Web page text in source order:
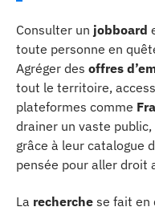
Consulter un jobboard
toute personne en
Agréger des offres
tout le territoire,
plateformes comme
drainer un vaste public,
grâce à leur catalogue
pensée pour aller droit
La recherche se fait en